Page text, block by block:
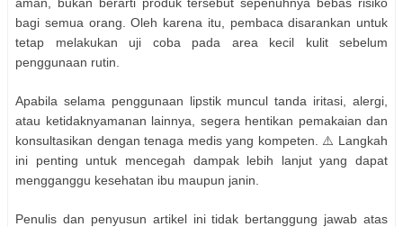
bagi semua orang. Oleh karena itu, pembaca disarankan untuk
tetap melakukan uji coba pada area kecil kulit sebelum
penggunaan rutin.
Apabila selama penggunaan lipstik muncul tanda iritasi, alergi,
atau ketidaknyamanan lainnya, segera hentikan pemakaian dan
konsultasikan dengan tenaga medis yang kompeten. ⚠️ Langkah
ini penting untuk mencegah dampak lebih lanjut yang dapat
mengganggu kesehatan ibu maupun janin.
Penulis dan penyusun artikel ini tidak bertanggung jawab atas